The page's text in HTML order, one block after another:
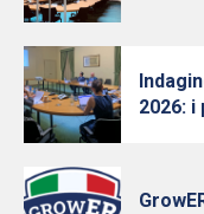
2026: i